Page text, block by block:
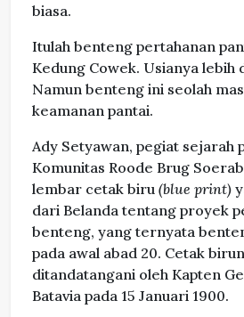
biasa.
Itulah benteng pertahanan
Kedung Cowek. Usianya lebih
Namun benteng ini seolah
keamanan pantai.
Ady Setyawan, pegiat sejarah
Komunitas Roode Brug
lembar cetak biru (blue print)
dari Belanda tentang proyek
benteng, yang ternyata
pada awal abad 20. Cetak
ditandatangani oleh Kapten
Batavia pada 15 Januari 1900.